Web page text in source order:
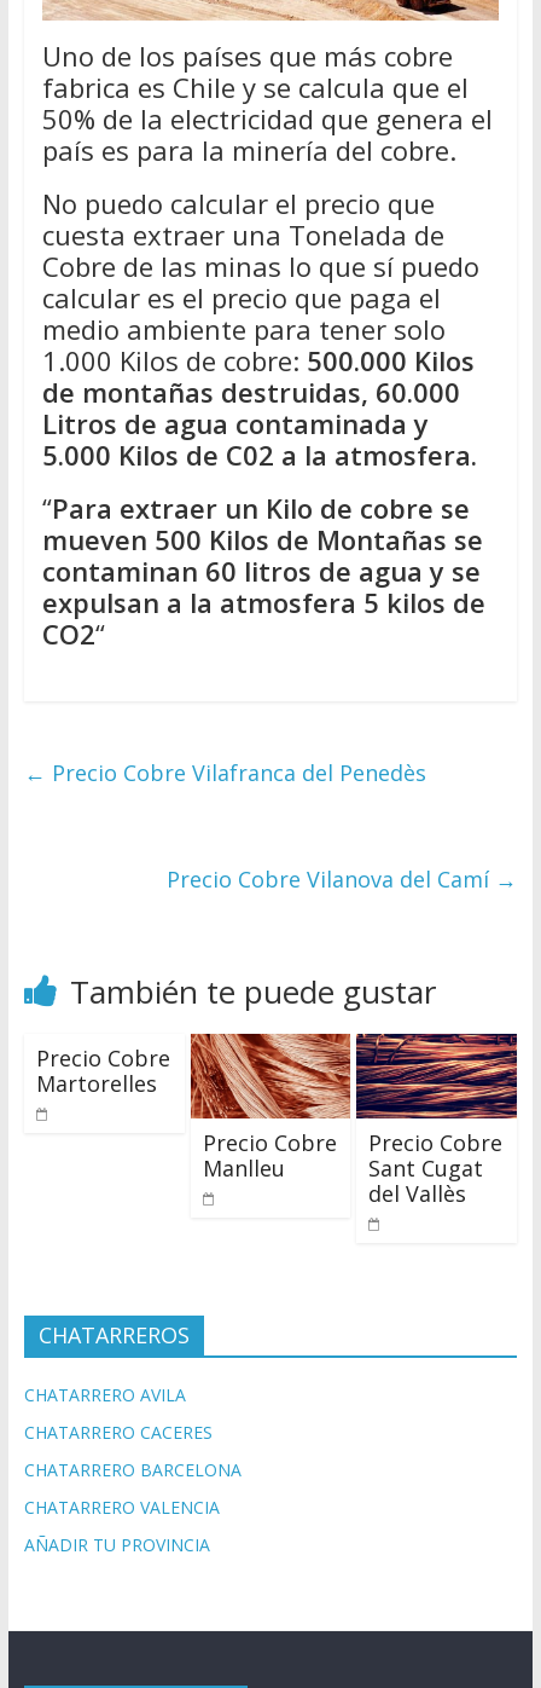
Uno de los países que más cobre
fabrica es Chile y se calcula que el
50% de la electricidad que genera el
país es para la minería del cobre.
No puedo calcular el precio que
cuesta extraer una Tonelada de
Cobre de las minas lo que sí puedo
calcular es el precio que paga el
medio ambiente para tener solo
1.000 Kilos de cobre: 500.000 Kilos
de montañas destruidas, 60.000
Litros de agua contaminada y
5.000 Kilos de C02 a la atmosfera.
“Para extraer un Kilo de cobre se
mueven 500 Kilos de Montañas se
contaminan 60 litros de agua y se
expulsan a la atmosfera 5 kilos de
CO2“
← Precio Cobre Vilafranca del Penedès
Precio Cobre Vilanova del Camí →
También te puede gustar
Precio Cobre
Martorelles
Precio Cobre
Manlleu
Precio Cobre
Sant Cugat
del Vallès
CHATARREROS
CHATARRERO AVILA
CHATARRERO CACERES
CHATARRERO BARCELONA
CHATARRERO VALENCIA
AÑADIR TU PROVINCIA